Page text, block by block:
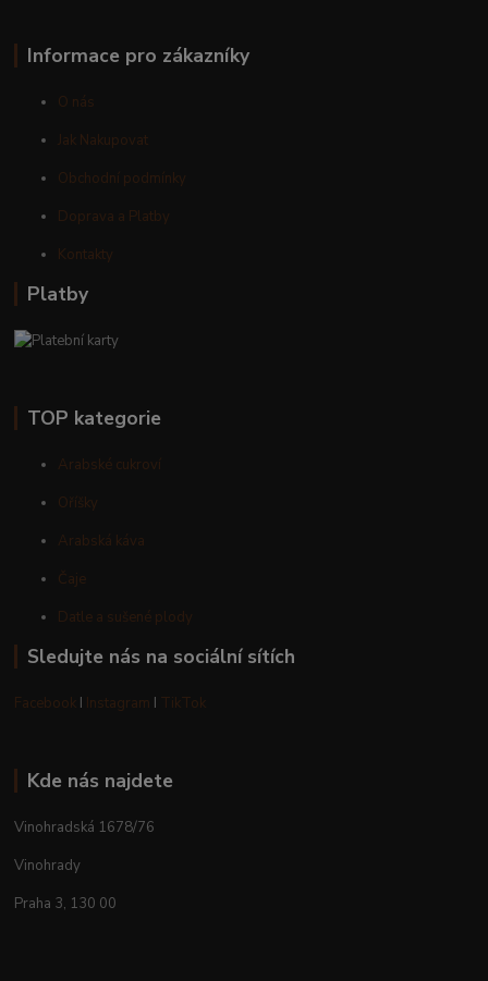
Informace pro zákazníky
O nás
Jak Nakupovat
Obchodní podmínky
Doprava a Platby
Kontakty
Platby
TOP kategorie
Arabské cukroví
Oříšky
Arabská káva
Čaje
Datle a sušené plody
Sledujte nás na sociální sítích
Facebook I Instagram I TikTok
Kde nás najdete
Vinohradská 1678/76
Vinohrady
Praha 3, 130 00